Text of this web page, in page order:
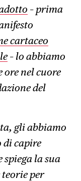
– prima
cartaceo
– lo abbiamo
nel cuore
del
gli abbiamo
di capire
spiega la sua
teorie per